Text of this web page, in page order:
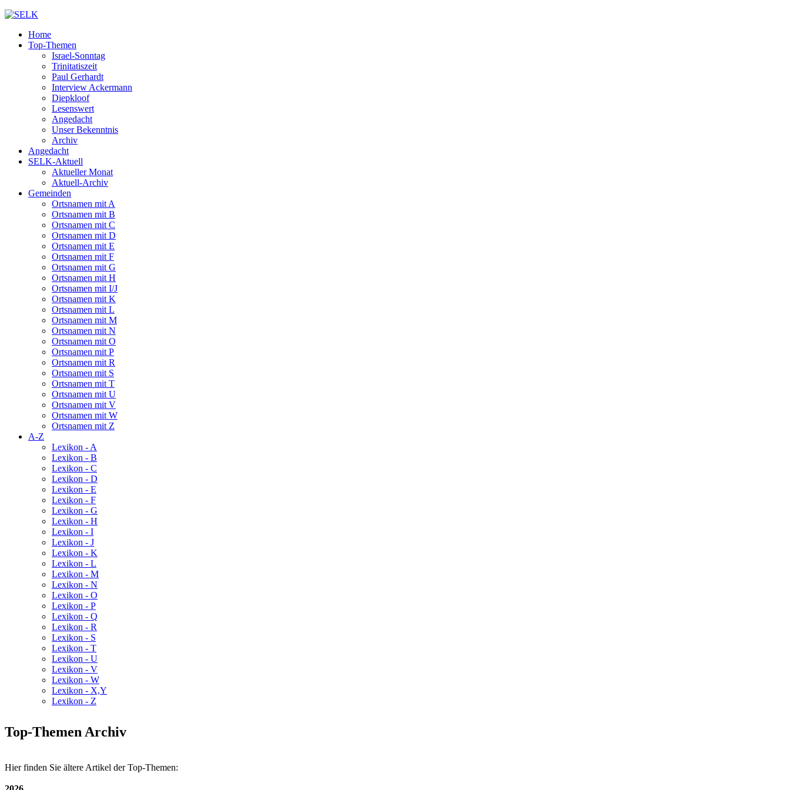
Home
Top-Themen
Israel-Sonntag
Trinitatiszeit
Paul Gerhardt
Interview Ackermann
Diepkloof
Lesenswert
Angedacht
Unser Bekenntnis
Archiv
Angedacht
SELK-Aktuell
Aktueller Monat
Aktuell-Archiv
Gemeinden
Ortsnamen mit A
Ortsnamen mit B
Ortsnamen mit C
Ortsnamen mit D
Ortsnamen mit E
Ortsnamen mit F
Ortsnamen mit G
Ortsnamen mit H
Ortsnamen mit I/J
Ortsnamen mit K
Ortsnamen mit L
Ortsnamen mit M
Ortsnamen mit N
Ortsnamen mit O
Ortsnamen mit P
Ortsnamen mit R
Ortsnamen mit S
Ortsnamen mit T
Ortsnamen mit U
Ortsnamen mit V
Ortsnamen mit W
Ortsnamen mit Z
A-Z
Lexikon - A
Lexikon - B
Lexikon - C
Lexikon - D
Lexikon - E
Lexikon - F
Lexikon - G
Lexikon - H
Lexikon - I
Lexikon - J
Lexikon - K
Lexikon - L
Lexikon - M
Lexikon - N
Lexikon - O
Lexikon - P
Lexikon - Q
Lexikon - R
Lexikon - S
Lexikon - T
Lexikon - U
Lexikon - V
Lexikon - W
Lexikon - X,Y
Lexikon - Z
Top-Themen Archiv
Hier finden Sie ältere Artikel der Top-Themen: